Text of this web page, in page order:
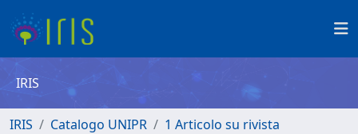
IRIS
IRIS Catalogo UNIPR
1 Articolo su rivista